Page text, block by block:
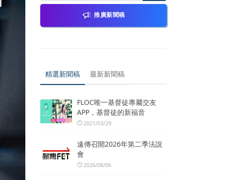
推廣新聞稿
精選新聞稿 最新新聞稿
FLOC唯一基督徒專屬交友
APP，基督徒的新福音
2021/03/29
遠傳召開2026年第二季法說
會
2026/08/06